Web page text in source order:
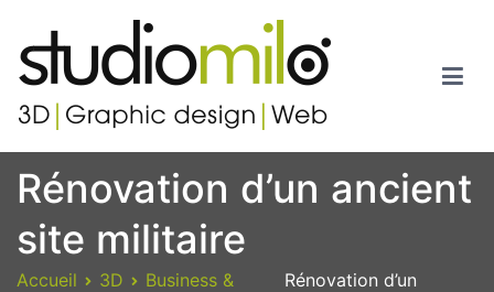
Studiomilo
Votre spécialiste en 3D, Images de synthèse, Graphic design et
Web
Rénovation d’un ancient
site militaire
Accueil 3D
Business &
Rénovation d’un